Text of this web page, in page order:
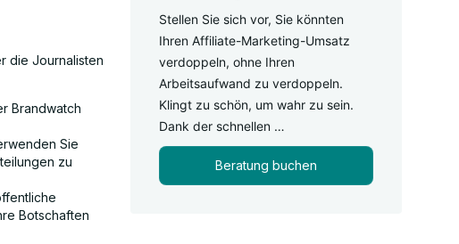
die Journalisten
Brandwatch
Sie
zu
Botschaften
Stellen Sie sich vor, Sie könnten
Ihren Affiliate-Marketing-Umsatz
verdoppeln, ohne Ihren
Arbeitsaufwand zu verdoppeln.
Klingt zu schön, um wahr zu sein.
Dank der schnellen …
Beratung buchen